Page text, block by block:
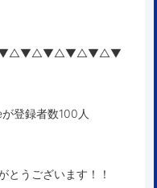
登録者数100人
とうございます！！